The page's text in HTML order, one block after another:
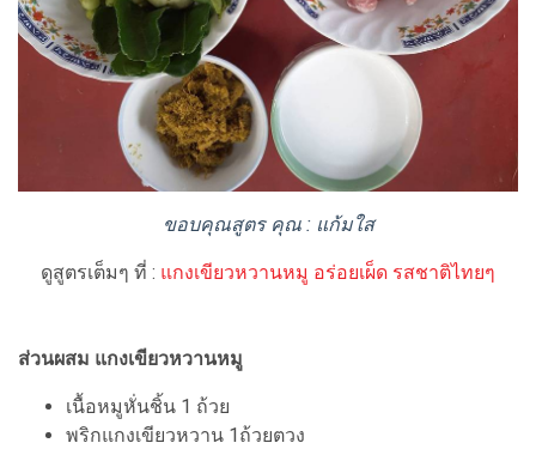
ขอบคุณสูตร คุณ : แก้มใส
ดูสูตรเต็มๆ ที่ : แกงเขียวหวานหมู อร่อยเผ็ด รสชาติไทยๆ
ส่วนผสม แกงเขียวหวานหมู
เนื้อหมูหั่นชิ้น 1 ถ้วย
พริกแกงเขียวหวาน 1ถ้วยตวง